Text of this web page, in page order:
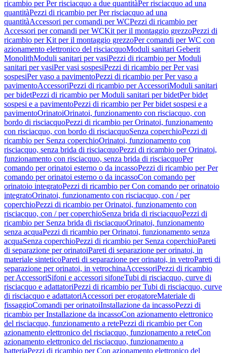
ricambio per Per risciacquo a due quantitàPer risciacquo ad una
quantitàPezzi di ricambio per Per risciacquo ad una
quantitàAccessori per comandi per WCPezzi di ricambio per
Accessori per comandi per WCKit per il montaggio grezzoPezzi di
ricambio per Kit per il montaggio grezzoPer comandi per WC con
azionamento elettronico del risciacquoModuli sanitari Geberit
MonolithModuli sanitari per vasiPezzi di ricambio per Moduli
sanitari per vasiPer vasi sospesiPezzi di ricambio per Per vasi
sospesiPer vaso a pavimentoPezzi di ricambio per Per vaso a
pavimentoAccessoriPezzi di ricambio per AccessoriModuli sanitari
per bidetPezzi di ricambio per Moduli sanitari per bidetPer bidet
sospesi e a pavimentoPezzi di ricambio per Per bidet sospesi e a
pavimentoOrinatoiOrinatoi, funzionamento con risciacquo, con
bordo di risciacquoPezzi di ricambio per Orinatoi, funzionamento
con risciacquo, con bordo di risciacquoSenza coperchioPezzi di
ricambio per Senza coperchioOrinatoi, funzionamento con
risciacquo, senza brida di risciacquoPezzi di ricambio per Orinatoi,
funzionamento con risciacquo, senza brida di risciacquoPer
comando per orinatoi esterno o da incassoPezzi di ricambio per Per
comando per orinatoi esterno o da incassoCon comando per
orinatoio integratoPezzi di ricambio per Con comando per orinatoio
integratoOrinatoi, funzionamento con risciacquo, con / per
coperchioPezzi di ricambio per Orinatoi, funzionamento con
risciacquo, con / per coperchioSenza brida di risciacquoPezzi di
ricambio per Senza brida di risciacquoOrinatoi, funzionamento
senza acquaPezzi di ricambio per Orinatoi, funzionamento senza
acquaSenza coperchioPezzi di ricambio per Senza coperchioPareti
di separazione per orinatoiPareti di separazione per orinatoi, in
materiale sinteticoPareti di separazione per orinatoi, in vetroPareti di
separazione per orinatoi, in vetrochinaAccessoriPezzi di ricambio
per AccessoriSifoni e accessori sifoneTubi di risciacquo, curve di
risciacquo e adattatoriPezzi di ricambio per Tubi di risciacquo, curve
di risciacquo e adattatoriAccessori per erogatoreMateriale di
fissaggioComandi per orinatoiInstallazione da incassoPezzi di
ricambio per Installazione da incassoCon azionamento elettronico
del risciacquo, funzionamento a retePezzi di ricambio per Con
azionamento elettronico del risciacquo, funzionamento a reteCon
azionamento elettronico del risciacquo, funzionamento a
batteriaPezzi di ricambio per Con azionamento elettronico del